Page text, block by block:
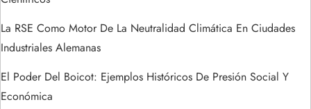
d
a
s
La RSE Como Motor De La Neutralidad Climática En Ciudades
Industriales Alemanas
El Poder Del Boicot: Ejemplos Históricos De Presión Social Y
Económica